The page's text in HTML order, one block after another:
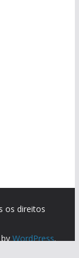
os direitos
byWordPress.